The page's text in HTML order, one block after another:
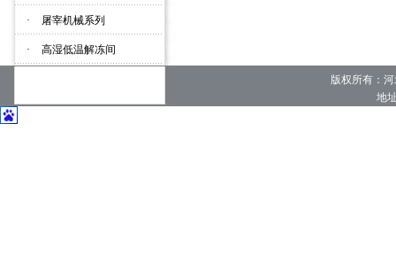
· 屠宰机械系列
· 高湿低温解冻间
版权所有：
地